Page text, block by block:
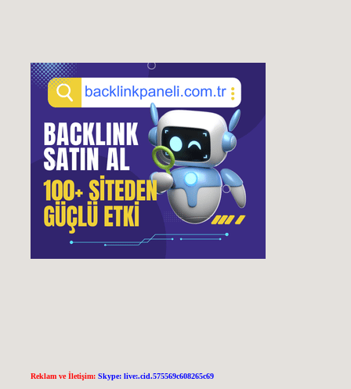
Reklam ve İletişim: Skype: live:.cid.575569c608265c69